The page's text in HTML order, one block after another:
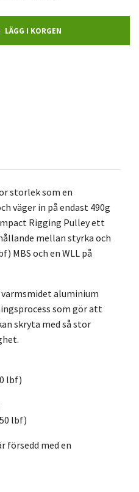
LÄGG I KORGEN
storlek som en
väger in på endast 490g
Rigging Pulley ett
mellan styrka och
MBS och en WLL på
varmsmidet aluminium
som gör att
skryta med så stor
lbf)
lbf)
försedd med en